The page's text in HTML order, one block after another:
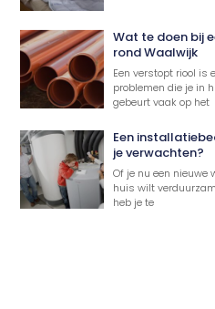
Wat te doen bij
rond Waalwijk
Een verstopt riool is
problemen die je in
gebeurt vaak op het
Een
je verwachten?
Of je nu een nieuwe
huis wilt
heb je te